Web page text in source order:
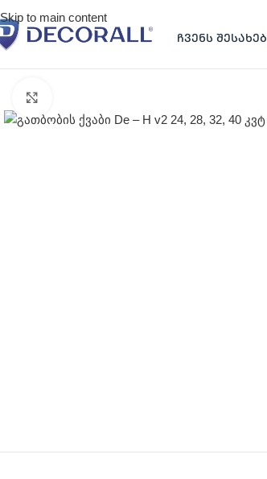
Skip to main content
ᲩᲕᲔᲜᲡ ᲨᲔᲡᲐᲮᲔᲑ